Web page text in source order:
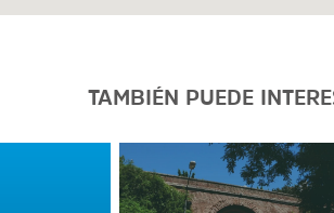
TAMBIÉN PUEDE